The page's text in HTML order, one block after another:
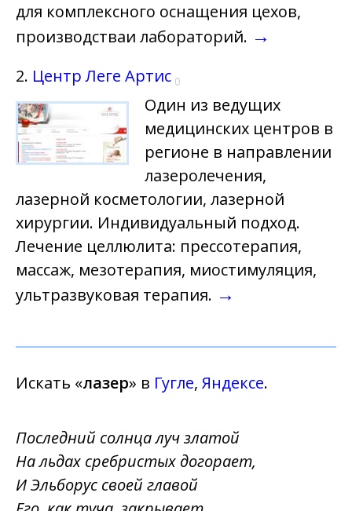
для комплексного оснащения цехов,
производстваи лабораторий. →
2. Центр Леге Артис 0
Один из ведущих
медицинских центров в
регионе в направлении
лазеролечения,
лазерной косметологии, лазерной
хирургии. Индивидуальный подход.
Лечение целлюлита: прессотерапия,
массаж, мезотерапия, миостимуляция,
ультразвуковая терапия. →
Искать «лазер» в Гугле, Яндексе.
Последний солнца луч златой
На льдах сребристых догорает,
И Эльборус своей главой